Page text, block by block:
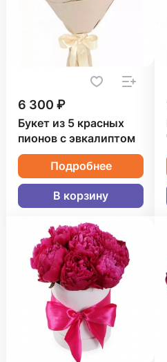
6 300 ₽
Букет из 5 красных
пионов с эвкалиптом
Подробнее
В корзину